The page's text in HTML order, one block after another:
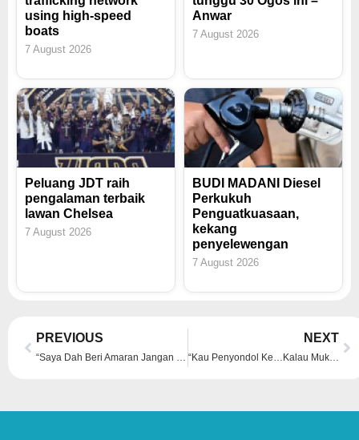
using high-speed
boats
7 August 2026
Anwar
7 August 2026
Peluang JDT raih
pengalaman terbaik
lawan Chelsea
7 August 2026
BUDI MADANI Diesel
Perkukuh
Penguatkuasaan,
kekang
penyelewengan
7 August 2026
Prev
PREVIOUS NEXT
“Kau Penyondol Ke…Kalau Muka Cantik, Lembut, Terpaling Lindungan Kaabah, Buat Apa pun Akan Okay”